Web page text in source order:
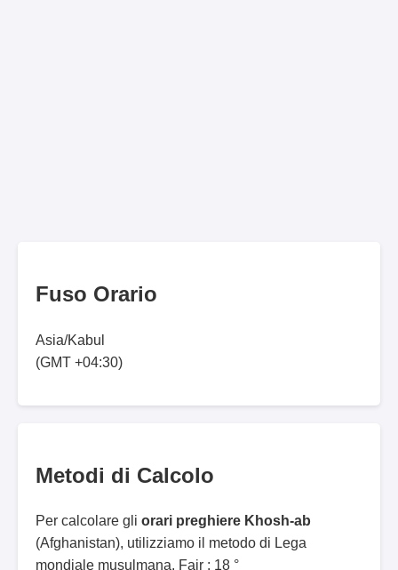
Fuso Orario
Asia/Kabul
(GMT +04:30)
Metodi di Calcolo
Per calcolare gli orari preghiere Khosh-ab
(Afghanistan), utilizziamo il metodo di Lega
mondiale musulmana. Fajr : 18 °